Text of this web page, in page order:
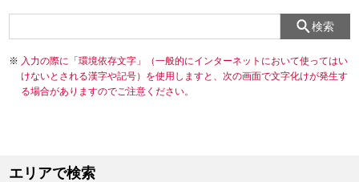
検索
入力の際に「環境依存文字」（一般的にインターネットにおいて使ってはい
けないとされる漢字や記号）を使用しますと、次の画面で文字化けが発生す
る場合がありますのでご注意ください。
エリアで検索